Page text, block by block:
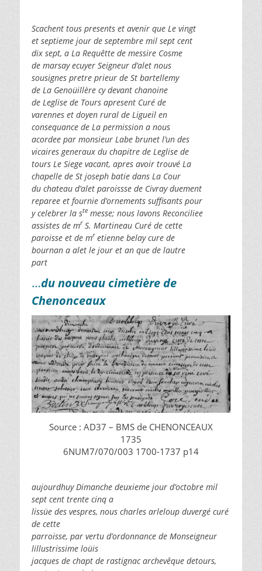
Scachent tous presents et avenir que Le vingt
et septieme jour de septembre mil sept cent
dix sept, a La Requêtte de messire Cosme
de marsay ecuyer Seigneur d’alet nous
sousignes pretre prieur de St bartellemy
de La Genoüillère cy devant chanoine
de Leglise de Tours apresent Curé de
varennes et doyen rural de Ligueil en
consequance de La permission a nous
acordee par monsieur Labe brunet l’un des
vicaires generaux du chapitre de Leglise de
tours Le Siege vacant, apres avoir trouvé La
chapelle de St joseph batie dans La Cour
du chateau d’alet paroissse de Civray duement
reparee et fournie d’ornements suffisants pour
y celebrer la ste messe; nous lavons Reconciliee
assistes de mrS. Martineau Curé de cette
paroisse et de mretienne belay cure de
bournan a alet le jour et an que de lautre
part
…du nouveau cimetière de
Chenonceaux
Source : AD37 – BMS de CHENONCEAUX
1735
6NUM7/070/003 1700-1737 p14
aujourdhuy Dimanche deuxieme jour d’octobre mil
sept cent trente cinq a
lissüe des vespres, nous charles arleloup duvergé curé
de cette
parroisse, par vertu d’ordonnance de Monseigneur
lillustrissime loüis
jacques de chapt de rastignac archevêque detours,